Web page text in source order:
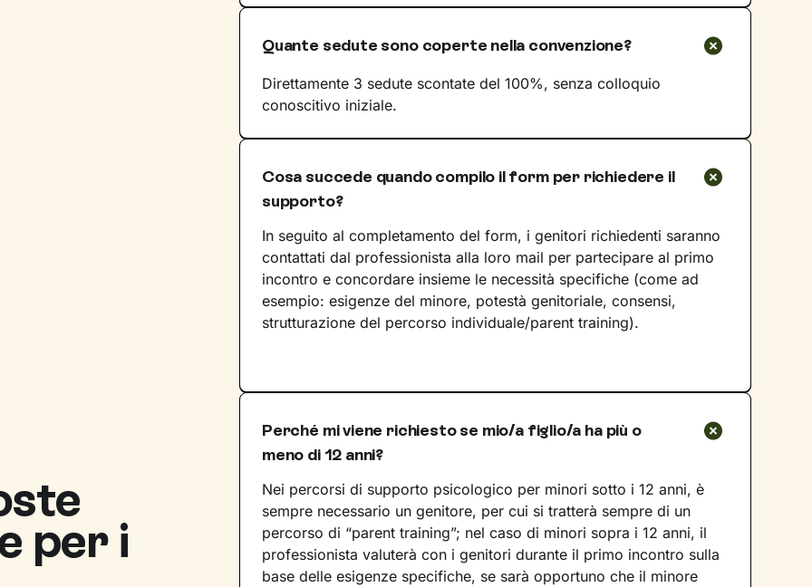
per i
Quante sedute sono coperte nella convenzione?
Direttamente 3 sedute scontate del 100%, senza colloquio
conoscitivo iniziale.
Cosa succede quando compilo il form per richiedere il
supporto?
In seguito al completamento del form, i genitori richiedenti saranno
contattati dal professionista alla loro mail per partecipare al primo
incontro e concordare insieme le necessità specifiche (come ad
esempio: esigenze del minore, potestà genitoriale, consensi,
strutturazione del percorso individuale/parent training).
Perché mi viene richiesto se mio/a figlio/a ha più o
meno di 12 anni?
Nei percorsi di supporto psicologico per minori sotto i 12 anni, è
sempre necessario un genitore, per cui si tratterà sempre di un
percorso di “parent training”; nel caso di minori sopra i 12 anni, il
professionista valuterà con i genitori durante il primo incontro sulla
base delle esigenze specifiche, se sarà opportuno che il minore